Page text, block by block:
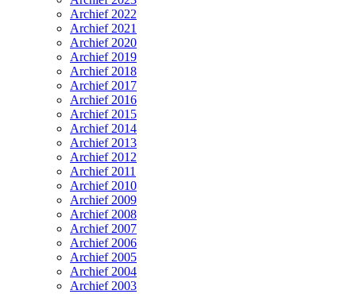
Archief 2022
Archief 2021
Archief 2020
Archief 2019
Archief 2018
Archief 2017
Archief 2016
Archief 2015
Archief 2014
Archief 2013
Archief 2012
Archief 2011
Archief 2010
Archief 2009
Archief 2008
Archief 2007
Archief 2006
Archief 2005
Archief 2004
Archief 2003